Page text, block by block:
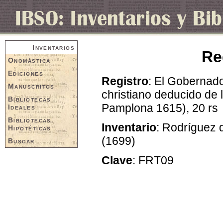
Inventarios
Onomástica
Ediciones
Manuscritos
Bibliotecas
Ideales
Bibliotecas
Hipotéticas
Buscar
Registro: El
christiano deducido de
Pamplona 1615), 20 rs
Inventario: Rodríguez
(1699)
Clave: FRT09